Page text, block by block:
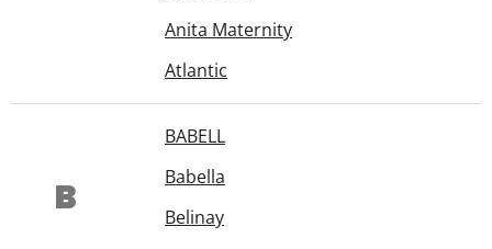
Anita Maternity
Atlantic
B
BABELL
Babella
Belinay